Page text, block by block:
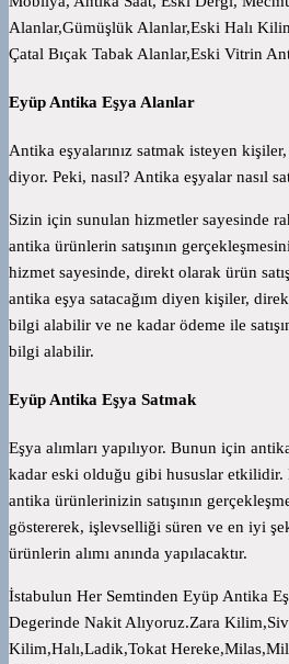
Alanlar,Gümüşlük Alanlar,Eski Halı
Çatal Bıçak Tabak Alanlar,Eski Vitrin
Eyüp Antika Eşya Alanlar
Antika eşyalarınız satmak isteyen
diyor. Peki, nasıl? Antika eşyalar nasıl
Sizin için sunulan hizmetler sayesinde
antika ürünlerin satışının
hizmet sayesinde, direkt olarak ürün
antika eşya satacağım diyen kişiler,
bilgi alabilir ve ne kadar ödeme ile
bilgi alabilir.
Eyüp Antika Eşya Satmak
Eşya alımları yapılıyor. Bunun için
kadar eski olduğu gibi hususlar
antika ürünlerinizin satışının
göstererek, işlevselliği süren ve en iyi
ürünlerin alımı anında yapılacaktır.
İstabulun Her Semtinden Eyüp Antika
Degerinde Nakit Alıyoruz.Zara
Kilim,Halı,Ladik,Tokat